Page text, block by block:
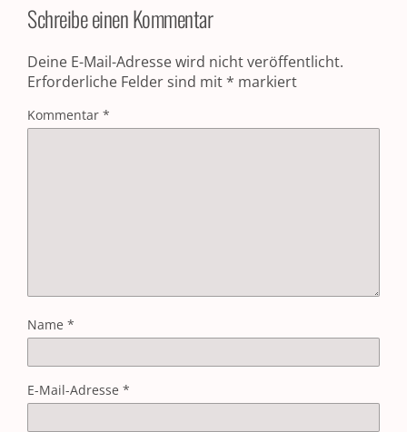
Schreibe einen Kommentar
Deine E-Mail-Adresse wird nicht veröffentlicht.
Erforderliche Felder sind mit* markiert
Kommentar *
Name *
E-Mail-Adresse *